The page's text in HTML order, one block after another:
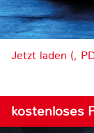
Jetzt laden (,
kostenloses